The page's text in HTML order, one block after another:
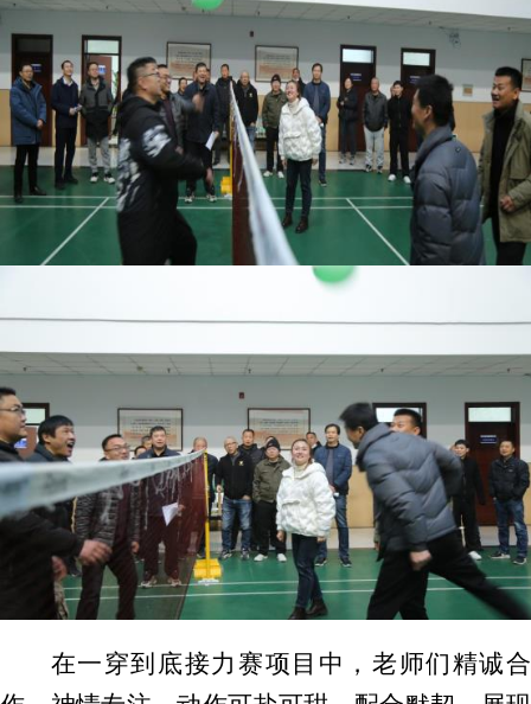
在一穿到底接力赛项目中，老师们精诚合